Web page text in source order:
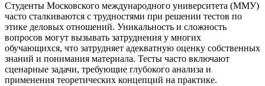
Студенты Московского международного университета (ММУ)
часто сталкиваются с трудностями при решении тестов по
этике деловых отношений. Уникальность и сложность
вопросов могут вызывать затруднения у многих
обучающихся, что затрудняет адекватную оценку собственных
знаний и понимания материала. Тесты часто включают
сценарные задачи, требующие глубокого анализа и
применения теоретических концепций на практике.